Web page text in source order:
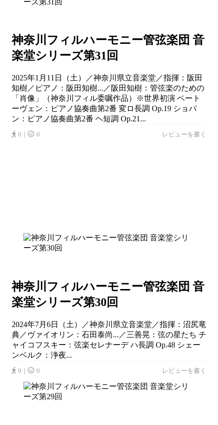
神奈川フィルハーモニー管弦楽団 音
楽堂シリーズ第31回
2025年1月11日（土）／神奈川県立音楽堂／指揮：阪田
知樹／ピアノ：阪田知樹...／阪田知樹：管弦楽のための
「肖像」（神奈川フィル委嘱作品）※世界初演 ベート
ーヴェン：ピアノ協奏曲第2番 変ロ長調 Op.19 ショパ
ン：ピアノ協奏曲第2番 ヘ短調 Op.21...
0｜ 0 レビューを書く
神奈川フィルハーモニー管弦楽団 音
楽堂シリーズ第30回
2024年7月6日（土）／神奈川県立音楽堂／指揮：沼尻竜
典／ヴァイオリン：石田泰尚...／三善晃：弦の星たち チ
ャイコフスキー：弦楽セレナーデ ハ長調 Op.48 シェー
ンベルク：浄夜...
0｜ 0 レビューを書く